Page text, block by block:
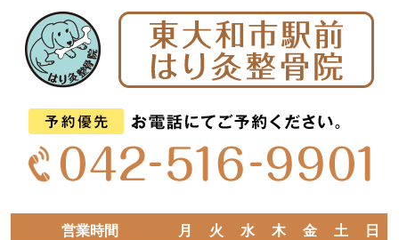
営業時間 月 火 水 木 金 土 日